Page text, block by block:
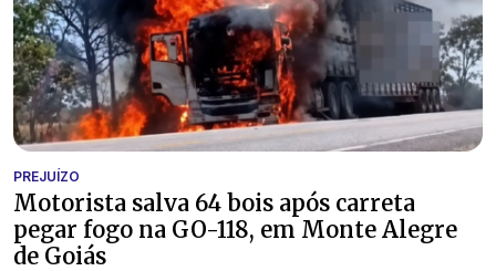
PREJUÍZO
Motorista salva 64 bois após carreta
pegar fogo na GO-118, em Monte Alegre
de Goiás